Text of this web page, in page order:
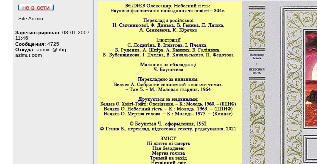
Site Admin
Зарегистрирован: 08.01.2007
11:46
Сообщения: 4725
Откуда: admin @ rbg-
azimut.com